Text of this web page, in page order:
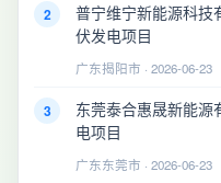
2
普宁维宁新能源科技
伏发电项目
广东揭阳市 · 2026-06-23
3
东莞泰合惠晟新能源
电项目
广东东莞市 · 2026-06-23